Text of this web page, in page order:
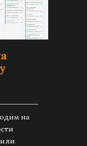
на